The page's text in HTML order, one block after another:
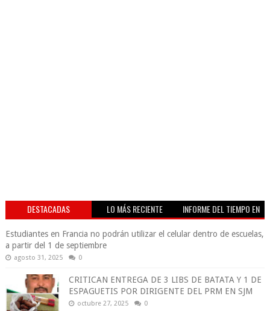
DESTACADAS LO MÁS RECIENTE
INFORME DEL TIEMPO EN
Estudiantes en Francia no podrán utilizar el celular dentro de escuelas,
a partir del 1 de septiembre
agosto 31, 2025 0
CRITICAN ENTREGA DE 3 LIBS DE BATATA Y 1 DE
ESPAGUETIS POR DIRIGENTE DEL PRM EN SJM
octubre 27, 2025 0